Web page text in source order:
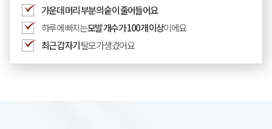
가운데 머리 부분의 숱이 줄어들어요
하루에 빠지는모발 개수가 100개 이상이에요
최근 갑자기탈모가 생겼어요